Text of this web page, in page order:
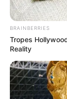
BRAINBERRIES
Tropes
Reality